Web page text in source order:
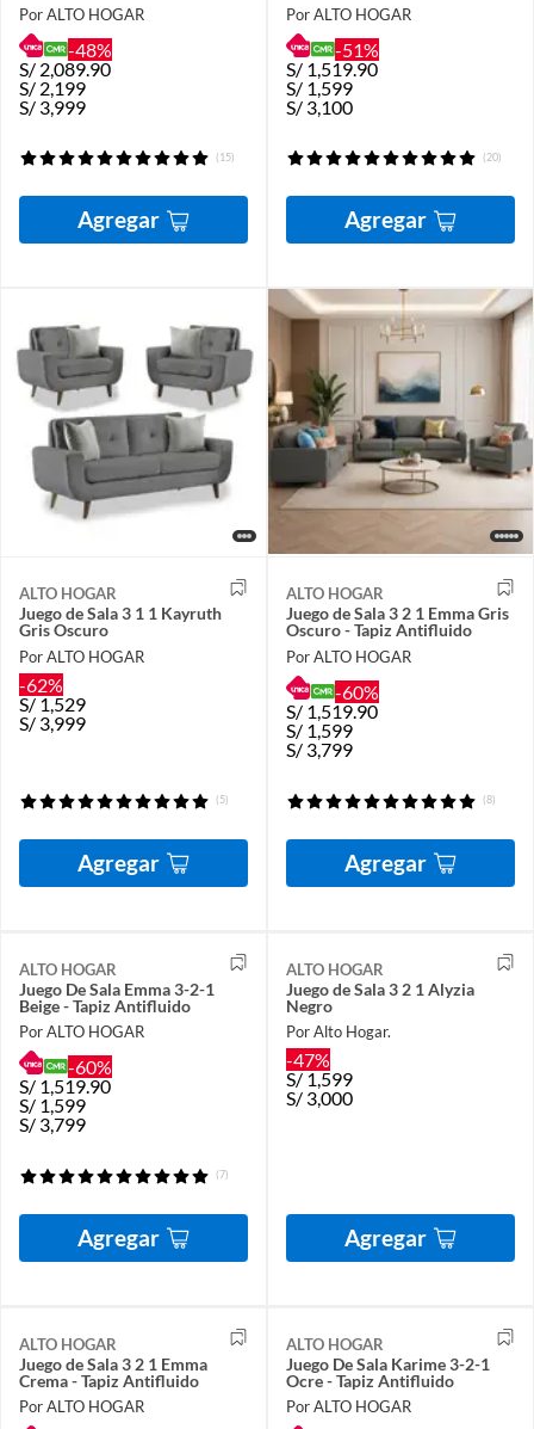
Por ALTO HOGAR
-48%
S/ 2,089.90
S/ 2,199
S/ 3,999
(15)
Agregar
Por ALTO HOGAR
-51%
S/ 1,519.90
S/ 1,599
S/ 3,100
(20)
Agregar
ALTO HOGAR
Juego de Sala 3 1 1 Kayruth
Gris Oscuro
Por ALTO HOGAR
-62%
S/1,529
S/ 3,999
(5)
Agregar
ALTO HOGAR
Juego de Sala 3 2 1 Emma Gris
Oscuro - Tapiz Antifluido
Por ALTO HOGAR
-60%
S/ 1,519.90
S/ 1,599
S/ 3,799
(8)
Agregar
ALTO HOGAR
Juego De Sala Emma 3-2-1
Beige - Tapiz Antifluido
Por ALTO HOGAR
-60%
S/ 1,519.90
S/ 1,599
S/ 3,799
(7)
Agregar
ALTO HOGAR
Juego de Sala 3 2 1 Alyzia
Negro
Por Alto Hogar.
-47%
S/1,599
S/ 3,000
Agregar
ALTO HOGAR
Juego de Sala 3 2 1 Emma
Crema - Tapiz Antifluido
Por ALTO HOGAR
ALTO HOGAR
Juego De Sala Karime 3-2-1
Ocre - Tapiz Antifluido
Por ALTO HOGAR